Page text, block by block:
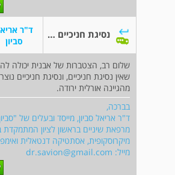
נסיגת חניכיים קלה
ד"ר
סביון
שלום רב, הצטברות של אבנית יכולה
שאין נסיגת חניכיים, ונסיגת חניכיים
מהגיינה אורלית ירודה.
בברכה,
ד"ר אריאל סביון, מייסד ובעלים של
מרפאת שיניים בראשון לציון המתמקדת
מיקרוסקופית, אסתטיקה דנטאלית
מייל: dr.savion@gmail.com